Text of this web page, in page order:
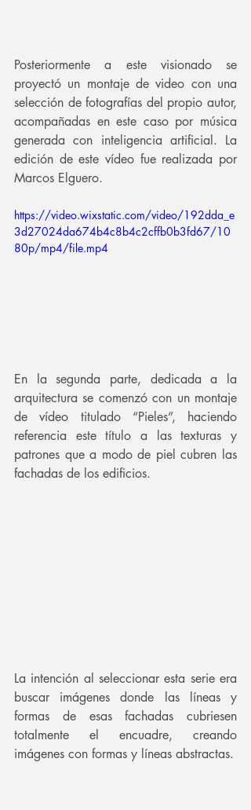
Posteriormente a este visionado se
proyectó un montaje de video con una
selección de fotografías del propio autor,
acompañadas en este caso por música
generada con inteligencia artificial. La
edición de este vídeo fue realizada por
Marcos Elguero.
https://video.wixstatic.com/video/192dda_e
3d27024da674b4c8b4c2cffb0b3fd67/10
80p/mp4/file.mp4
En la segunda parte, dedicada a la
arquitectura se comenzó con un montaje
de vídeo titulado “Pieles”, haciendo
referencia este título a las texturas y
patrones que a modo de piel cubren las
fachadas de los edificios.
La intención al seleccionar esta serie era
buscar imágenes donde las líneas y
formas de esas fachadas cubriesen
totalmente el encuadre, creando
imágenes con formas y líneas abstractas.